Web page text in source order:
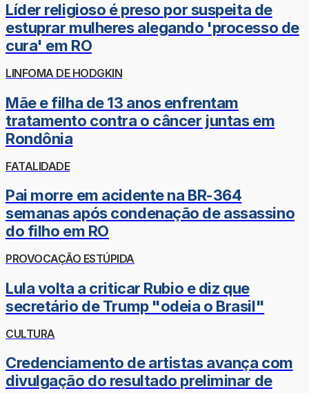
Líder religioso é preso por suspeita de
estuprar mulheres alegando 'processo de
cura' em RO
LINFOMA DE HODGKIN
Mãe e filha de 13 anos enfrentam
tratamento contra o câncer juntas em
Rondônia
FATALIDADE
Pai morre em acidente na BR-364
semanas após condenação de assassino
do filho em RO
PROVOCAÇÃO ESTÚPIDA
Lula volta a criticar Rubio e diz que
secretário de Trump "odeia o Brasil"
CULTURA
Credenciamento de artistas avança com
divulgação do resultado preliminar de